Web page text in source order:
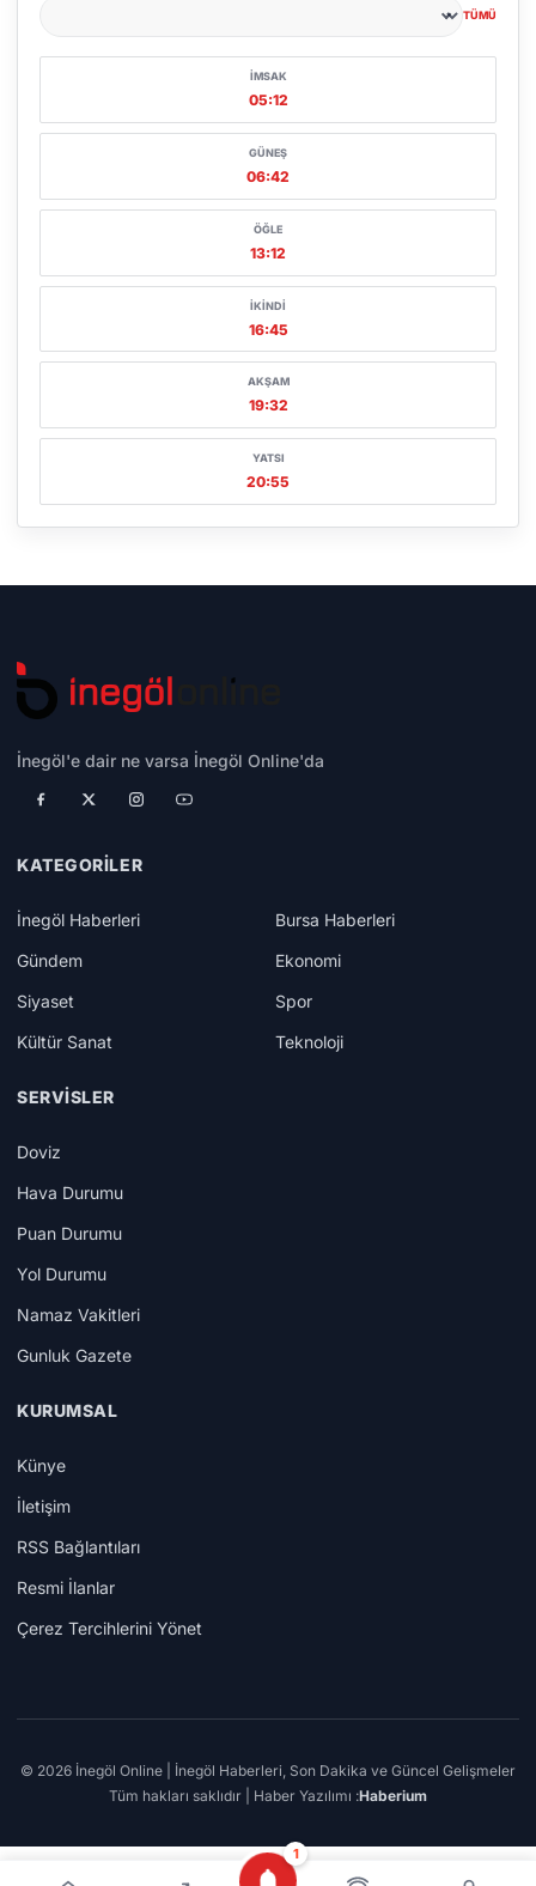
1
TÜMÜ
İMSAK
05:12
GÜNEŞ
06:42
ÖĞLE
13:12
İKINDI
16:45
AKŞAM
19:32
YATSI
20:55
İnegöl'e dair ne varsa İnegöl Online'da
KATEGORILER
İnegöl Haberleri
Bursa Haberleri
Gündem
Ekonomi
Siyaset
Spor
Kültür Sanat
Teknoloji
SERVISLER
Doviz
Hava Durumu
Puan Durumu
Yol Durumu
Namaz Vakitleri
Gunluk Gazete
KURUMSAL
Künye
İletişim
RSS Bağlantıları
Resmi İlanlar
Çerez Tercihlerini Yönet
© 2026 İnegöl Online | İnegöl Haberleri, Son Dakika ve Güncel Gelişmeler
Tüm hakları saklıdır | Haber Yazılımı :Haberium